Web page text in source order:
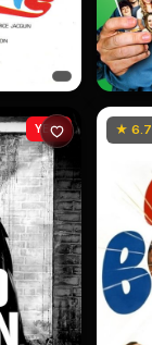
YENİ ★ 6.7